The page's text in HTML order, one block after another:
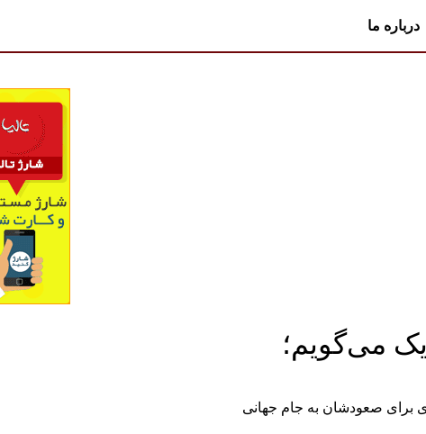
درباره ما
می‌گویم؛
برای صعودشان به جام جهانی